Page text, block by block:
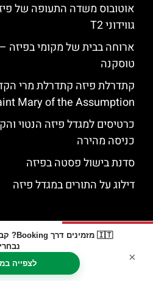
🇮🇹 מזמינים דרך Booking? קבלו
לצפייה
×
אוטובוס משדה התעופה של
גווידוני T2
ארוחה בבית של מקומי
טוסקנה
Mary of the Assumption)
כרטיסים למגדל פיזה הנטוי
כניסה מהירה
סדנת בישול פסטה בפיזה
דילוג על התורים במגדל פיזה